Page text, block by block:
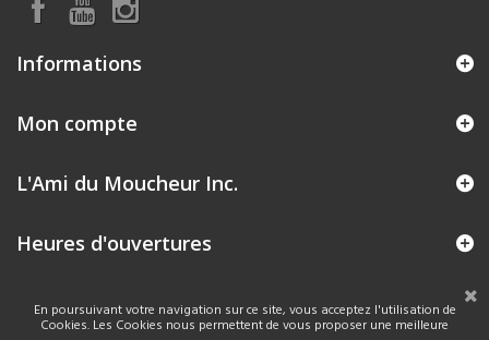
Informations
Mon compte
L'Ami du Moucheur Inc.
Heures d'ouvertures
En poursuivant votre navigation sur ce site, vous acceptez l'utilisation de
Cookies. Les Cookies nous permettent de vous proposer une meilleure